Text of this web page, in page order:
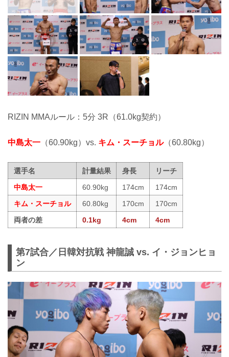
RIZIN MMAルール：5分 3R（61.0kg契約）
中島太一 （60.90kg）vs. キム・スーチョル（60.80kg）
選手名 計量結果 身長
リーチ
中島太一
60.90kg 174cm
174cm
キム・スーチョル
60.80kg 170cm
170cm
両者の差
0.1kg 4cm 4cm
第7試合／⽇韓対抗戦 神龍誠 vs. イ・ジョンヒョ
ン